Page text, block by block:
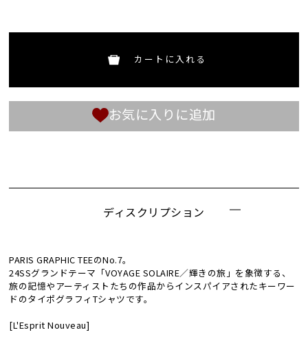
カートに入れる
お気に入りに追加
ディスクリプション
PARIS GRAPHIC TEEのNo.7。
24SSグランドテーマ「VOYAGE SOLAIRE／輝きの旅」を象徴する、
旅の記憶やアーティストたちの作品からインスパイアされたキーワー
ドのタイポグラフィTシャツです。
[L'Esprit Nouveau]